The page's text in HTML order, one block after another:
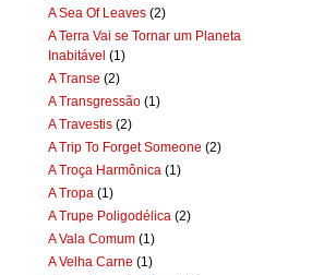
A Sea Of Leaves (2)
A Terra Vai se Tornar um Planeta
Inabitável (1)
A Transe (2)
A Transgressão (1)
A Travestis (2)
A Trip To Forget Someone (2)
A Troça Harmônica (1)
A Tropa (1)
A Trupe Poligodélica (2)
A Vala Comum (1)
A Velha Carne (1)